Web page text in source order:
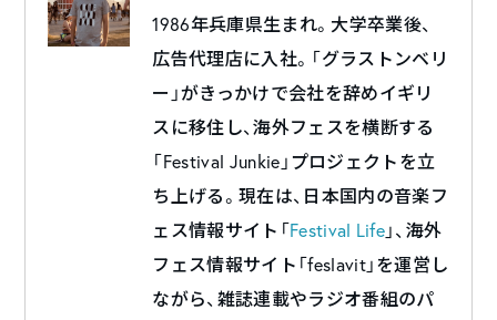
1986年兵庫県生まれ。大学卒業後、
広告代理店に入社。「グラストンベリ
ー」がきっかけで会社を辞めイギリ
スに移住し、海外フェスを横断する
「Festival Junkie」プロジェクトを立
ち上げる。現在は、日本国内の音楽フ
ェス情報サイト「Festival Life」、海外
フェス情報サイト「feslavit」を運営し
ながら、雑誌連載やラジオ番組のパ